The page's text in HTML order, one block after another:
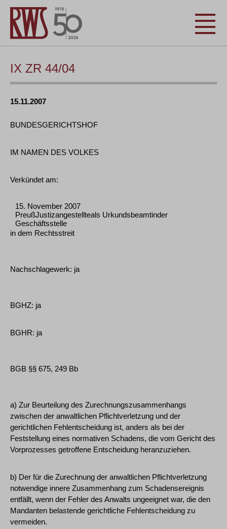
IX ZR 44/04
15.11.2007
BUNDESGERICHTSHOF
IM NAMEN DES VOLKES
Verkündet am:
15. November 2007
PreußJustizangestellteals Urkundsbeamtinder
Geschäftsstelle
in dem Rechtsstreit
Nachschlagewerk: ja
BGHZ: ja
BGHR: ja
BGB §§ 675, 249 Bb
a) Zur Beurteilung des Zurechnungszusammenhangs
zwischen der anwaltlichen Pflichtverletzung und der
gerichtlichen Fehlentscheidung ist, anders als bei der
Feststellung eines normativen Schadens, die vom Gericht des
Vorprozesses getroffene Entscheidung heranzuziehen.
b) Der für die Zurechnung der anwaltlichen Pflichtverletzung
notwendige innere Zusammenhang zum Schadensereignis
entfällt, wenn der Fehler des Anwalts ungeeignet war, die den
Mandanten belastende gerichtliche Fehlentscheidung zu
vermeiden.